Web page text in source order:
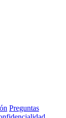
Preguntas